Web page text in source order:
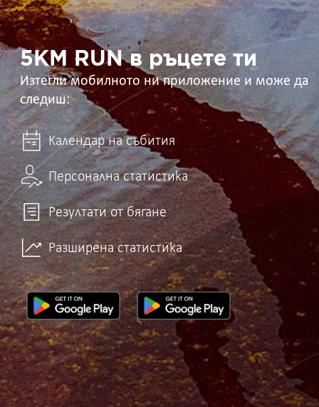
RUN
в
ръцете
ти 5KM RUN в ръцете ти
Изтегли мобилното ни приложение и може да
следиш:
Календар на събития
Персонална статистика
Резултати от бягане
Разширена статистика